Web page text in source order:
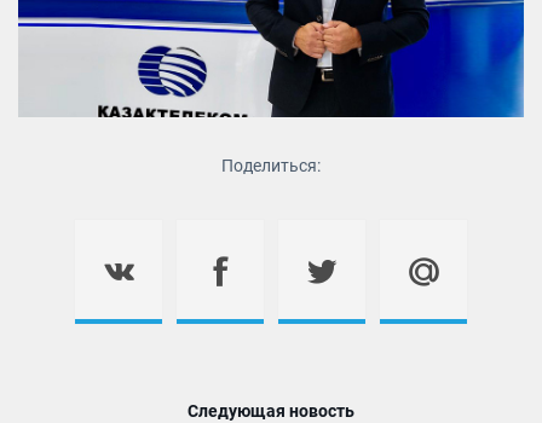
Поделиться:
Следующая новость